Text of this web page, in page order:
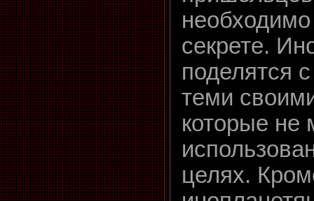
секрете.
поделятся
теми
которые не
целях.